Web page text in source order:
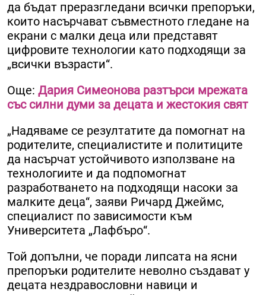
да бъдат преразгледани всички препоръки,
които насърчават съвместното гледане на
екрани с малки деца или представят
цифровите технологии като подходящи за
„всички възрасти“.
Още: Дария Симеонова разтърси мрежата
със силни думи за децата и жестокия свят
„Надяваме се резултатите да помогнат на
родителите, специалистите и политиците
да насърчат устойчивото използване на
технологиите и да подпомогнат
разработването на подходящи насоки за
малките деца“, заяви Ричард Джеймс,
специалист по зависимости към
Университета „Лафбъро“.
Той допълни, че поради липсата на ясни
препоръки родителите неволно създават у
децата нездравословни навици и